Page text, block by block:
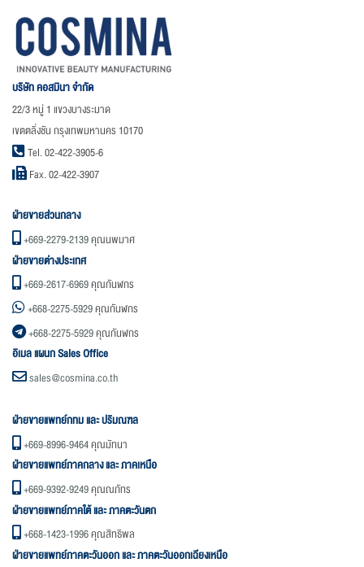
บริษัท คอสมินา จำกัด
22/3 หมู่ 1 แขวงบางระมาด
เขตตลิ่งชัน กรุงเทพมหานคร 10170
Tel. 02-422-3905-6
Fax. 02-422-3907
ฝ่ายขายส่วนกลาง
+669-2279-2139คุณนพมาศ
ฝ่ายขายต่างประเทศ
+669-2617-6969คุณกันฬกร
+668-2275-5929คุณกันฬกร
+668-2275-5929คุณกันฬกร
อิเมล แผนก Sales Office
sales@cosmina.co.th
ฝ่ายขายแพทย์กทม และ ปริมณฑล
+669-8996-9464คุณมัทนา
ฝ่ายขายแพทย์ภาคกลาง และ ภาคเหนือ
+669-9392-9249คุณณภัทร
ฝ่ายขายแพทย์ภาคใต้ และ ภาคตะวันตก
+668-1423-1996คุณสิทธิพล
ฝ่ายขายแพทย์ภาคตะวันออก และ ภาคตะวันออกเฉียงเหนือ